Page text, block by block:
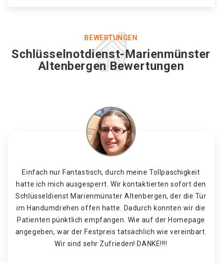
BEWERTUNGEN
Schlüsselnotdienst-Marienmünster
Altenbergen Bewertungen
Einfach nur Fantastisch, durch meine Tollpaschigkeit
hatte ich mich ausgesperrt. Wir kontaktierten sofort den
Schlüsseldienst Marienmünster Altenbergen, der die Tür
im Handumdrehen offen hatte. Dadurch konnten wir die
Patienten pünktlich empfangen. Wie auf der Homepage
angegeben, war der Festpreis tatsächlich wie vereinbart.
Wir sind sehr Zufrieden! DANKE!!!!